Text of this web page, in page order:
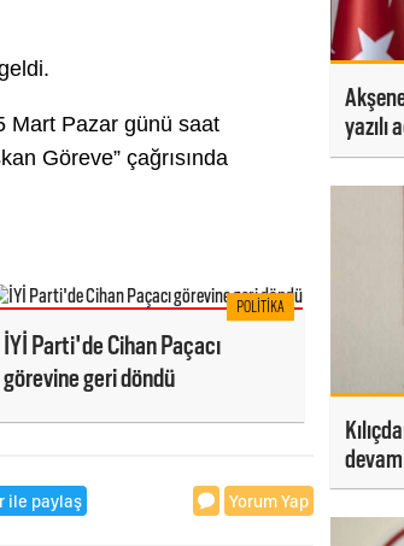
Mart Pazar günü saat
Göreve” çağrısında
POLITIKA
İYİ Parti'de Cihan Paçacı
görevine geri döndü
ile paylaş Yorum Yap
yazılı